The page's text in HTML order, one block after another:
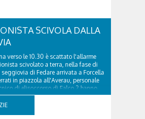
SCIVOLA DALLA
verso le 10.30 è scattato l'allarme
scivolato a terra, nella fase di
di Fedare arrivata a Forcella
in piazzola all'Averau, personale
di elisoccorso di Falco 2 hanno
di Teolo...